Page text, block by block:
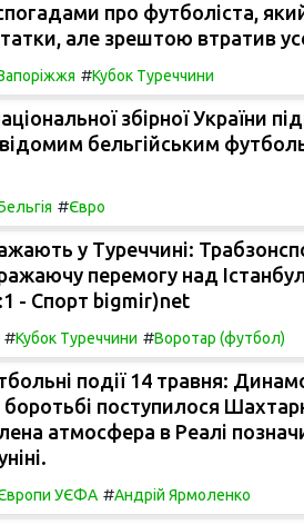
про футболіста,
але зрештою втратив
#Кубок Туреччини
збірної України
бельгійським
#Євро
у Туреччині:
перемогу над
- Спорт bigmir)net
#Кубок Туреччини #Воротар (футбол)
події 14 травня:
боротьбі поступилося
атмосфера в Реалі
Європи УЄФА #Андрій Ярмоленко